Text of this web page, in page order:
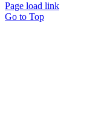
Page load link
Go to Top